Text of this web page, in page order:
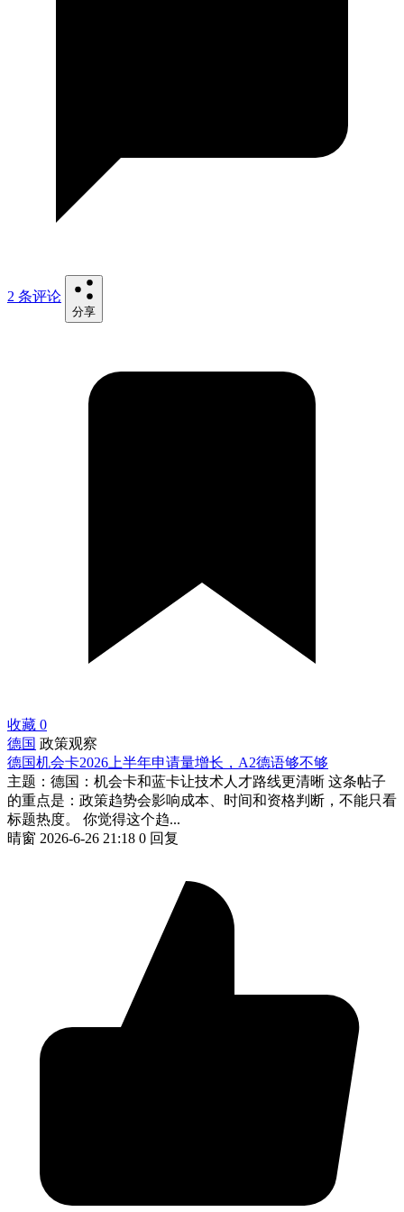
2 条评论
分享
收藏 0
德国 政策观察
德国机会卡2026上半年申请量增长，A2德语够不够
主题：德国：机会卡和蓝卡让技术人才路线更清晰 这条帖子
的重点是：政策趋势会影响成本、时间和资格判断，不能只看
标题热度。 你觉得这个趋...
晴窗 2026-6-26 21:18 0 回复